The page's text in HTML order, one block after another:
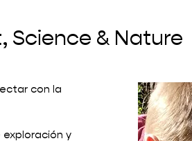
Science & Nature
con la
y